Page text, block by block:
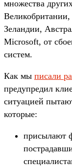
множества
Зеландии,
Microsoft, от
систем.
Как мы писали
предупредил
ситуацией
которые:
присылают